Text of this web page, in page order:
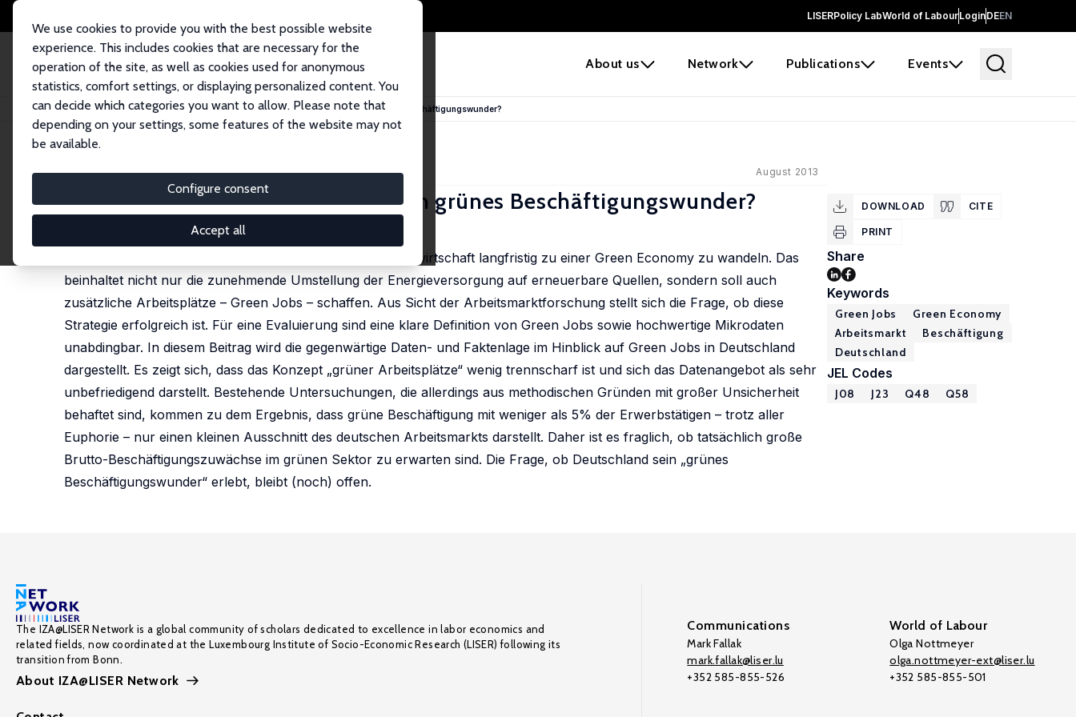
LISERPolicy LabWorld of LabourLoginDEEN
About us Network Publications Events
We use cookies to provide you with the best possible website
experience. This includes cookies that are necessary for the
operation of the site, as well as cookies used for anonymous
statistics, comfort settings, or displaying personalized content. You
can decide which categories you want to allow. Please note that
depending on your settings, some features of the website may not
be available.
Configure consent
Accept all
Home Publications IZA Standpunkte Green Jobs: Erlebt Deutschland sein grünes Beschäftigungswunder?
IZA Standpunkt Nr. 58 August 2013
Green Jobs: Erlebt Deutschland sein grünes Beschäftigungswunder?
Die Politik hat es sich zum Ziel gesetzt, die deutsche Volkswirtschaft langfristig zu einer Green Economy zu wandeln. Das
beinhaltet nicht nur die zunehmende Umstellung der Energieversorgung auf erneuerbare Quellen, sondern soll auch
zusätzliche Arbeitsplätze – Green Jobs – schaffen. Aus Sicht der Arbeitsmarktforschung stellt sich die Frage, ob diese
Strategie erfolgreich ist. Für eine Evaluierung sind eine klare Definition von Green Jobs sowie hochwertige Mikrodaten
unabdingbar. In diesem Beitrag wird die gegenwärtige Daten- und Faktenlage im Hinblick auf Green Jobs in Deutschland
dargestellt. Es zeigt sich, dass das Konzept „grüner Arbeitsplätze“ wenig trennscharf ist und sich das Datenangebot als sehr
unbefriedigend darstellt. Bestehende Untersuchungen, die allerdings aus methodischen Gründen mit großer Unsicherheit
behaftet sind, kommen zu dem Ergebnis, dass grüne Beschäftigung mit weniger als 5% der Erwerbstätigen – trotz aller
Euphorie – nur einen kleinen Ausschnitt des deutschen Arbeitsmarkts darstellt. Daher ist es fraglich, ob tatsächlich große
Brutto-Beschäftigungszuwächse im grünen Sektor zu erwarten sind. Die Frage, ob Deutschland sein „grünes
Beschäftigungswunder“ erlebt, bleibt (noch) offen.
DOWNLOAD CITE
PRINT
Share
Keywords
Green Jobs
Green Economy
Arbeitsmarkt
Beschäftigung
Deutschland
JEL Codes
J08 J23 Q48 Q58
The IZA@LISER Network is a global community of scholars dedicated to excellence in labor economics and
related fields, now coordinated at the Luxembourg Institute of Socio-Economic Research (LISER) following its
transition from Bonn.
About IZA@LISER Network
Communications
Mark Fallak
mark.fallak@liser.lu
+352 585-855-526
World of Labour
Olga Nottmeyer
olga.nottmeyer-ext@liser.lu
+352 585-855-501